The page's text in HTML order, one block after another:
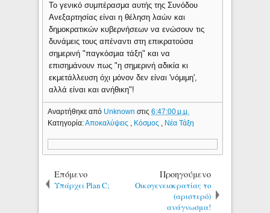
Το γενικό συμπέρασμα αυτής της Συνόδου
Ανεξαρτησίας είναι η θέληση λαών και
δημοκρατικών κυβερνήσεων να ενώσουν τις
δυνάμεις τους απέναντι στη επικρατούσα
σημερινή "παγκόσμια τάξη" και να
επισημάνουν πως "η σημερινή αδικία κι
εκμετάλλευση όχι μόνον δεν είναι 'νόμιμη',
αλλά είναι και ανήθικη"!
Αναρτήθηκε από Unknownστις6:47:00 μ.μ.
Κατηγορία:Αποκαλύψεις Κόσμος Νέα Τάξη
Επόμενο
Υπάρχει Plan C;
Προηγούμενο
Οικογενειοκρατίας το
(αριστερό)
ανάγνωσμα!